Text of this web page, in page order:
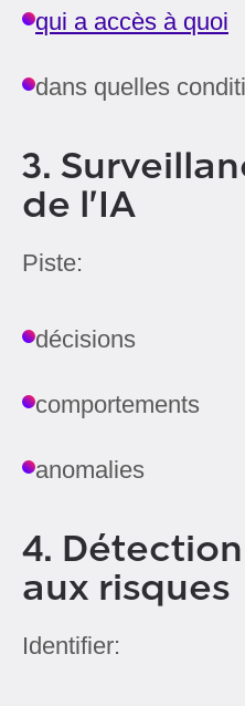
qui a accès à quoi
dans quelles
3.
de l'IA
Piste:
décisions
comportements
anomalies
4.
aux risques
Identifier: